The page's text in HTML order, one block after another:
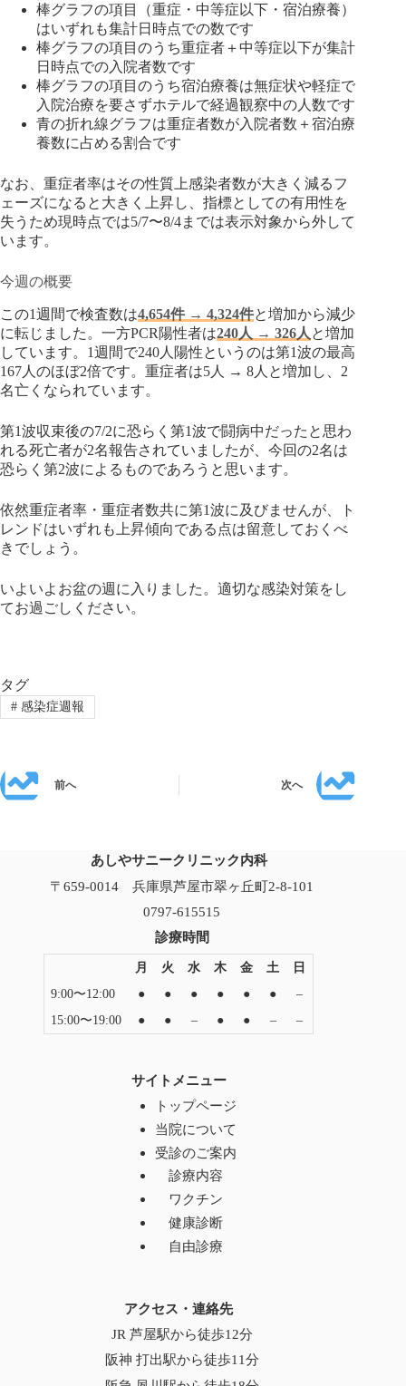
棒グラフの項目（重症・中等症以下・宿泊療養）
はいずれも集計日時点での数です
棒グラフの項目のうち重症者＋中等症以下が集計
日時点での入院者数です
棒グラフの項目のうち宿泊療養は無症状や軽症で
入院治療を要さずホテルで経過観察中の人数です
青の折れ線グラフは重症者数が入院者数＋宿泊療
養数に占める割合です
なお、重症者率はその性質上感染者数が大きく減るフ
ェーズになると大きく上昇し、指標としての有用性を
失うため現時点では5/7〜8/4までは表示対象から外して
います。
今週の概要
この1週間で検査数は4,654件 → 4,324件と増加から減少
に転じました。一方PCR陽性者は240人 → 326人 と増加
しています。1週間で240人陽性というのは第1波の最高
167人のほぼ2倍です。重症者は5人 → 8人と増加し、2
名亡くなられています。
第1波収束後の7/2に恐らく第1波で闘病中だったと思わ
れる死亡者が2名報告されていましたが、今回の2名は
恐らく第2波によるものであろうと思います。
依然重症者率・重症者数共に第1波に及びませんが、ト
レンドはいずれも上昇傾向である点は留意しておくべ
きでしょう。
いよいよお盆の週に入りました。適切な感染対策をし
てお過ごしください。
タグ
#感染症週報
前へ 次へ
あしやサニークリニック内科
〒659-0014 兵庫県芦屋市翠ヶ丘町2-8-101
0797-615515
診療時間
月 火 水 木 金 土
日
9:00〜12:00
● ● ● ● ● ●
–
15:00〜19:00
● ● – ● ● – –
サイトメニュー
トップページ
当院について
受診のご案内
診療内容
ワクチン
健康診断
自由診療
アクセス・連絡先
JR 芦屋駅から徒歩12分
阪神 打出駅から徒歩11分